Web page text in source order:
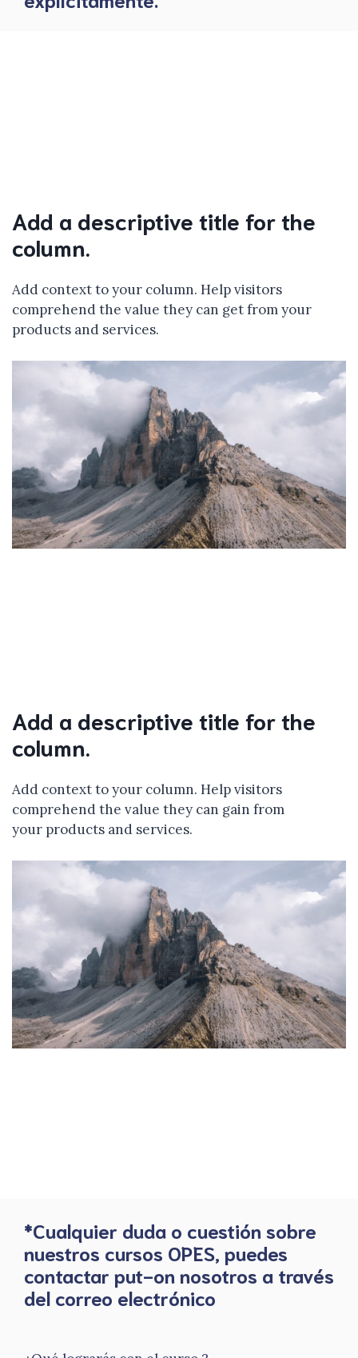
Add a descriptive title for the
column.
Add context to your column. Help visitors
comprehend the value they can get from your
products and services.
Add a descriptive title for the
column.
Add context to your column. Help visitors
comprehend the value they can gain from
your products and services.
*Cualquier duda o cuestión sobre
nuestros cursos OPES, puedes
contactar put-on nosotros a través
del correo electrónico